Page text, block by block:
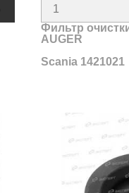
Фильтр
AUGER
Scania 1421021